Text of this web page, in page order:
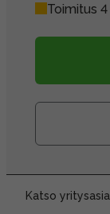
Toimitus
Katso